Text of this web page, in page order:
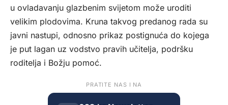
u ovladavanju glazbenim svijetom može uroditi
velikim plodovima. Kruna takvog predanog rada su
javni nastupi, odnosno prikaz postignuća do kojega
je put lagan uz vodstvo pravih učitelja, podršku
roditelja i Božju pomoć.
PRATITE NAS I NA